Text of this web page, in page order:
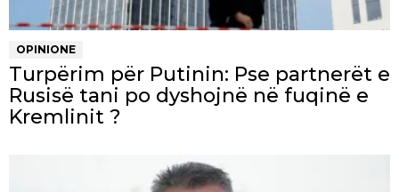
OPINIONE
Turpërim për Putinin: Pse partnerët e
Rusisë tani po dyshojnë në fuqinë e
Kremlinit ?